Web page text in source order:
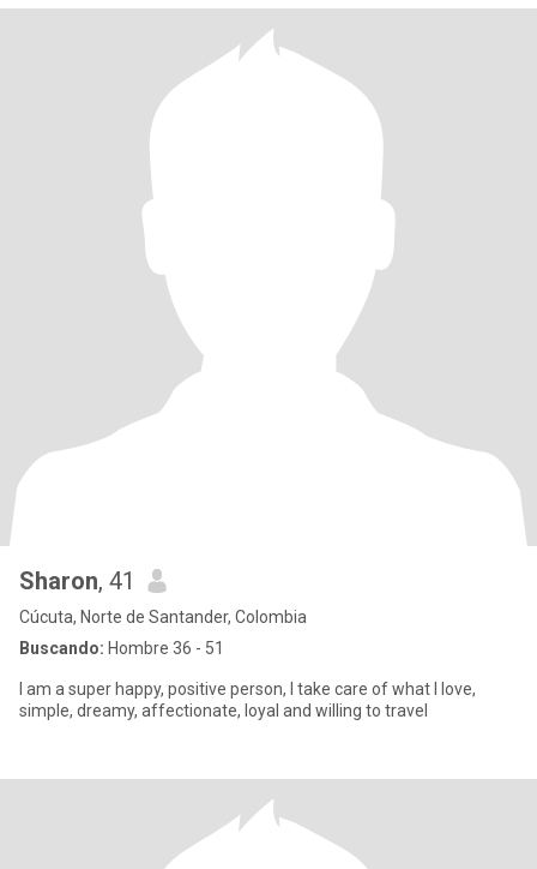
Sharon, 41
Cúcuta, Norte de Santander, Colombia
Buscando: Hombre 36 - 51
I am a super happy, positive person, I take care of what I love,
simple, dreamy, affectionate, loyal and willing to travel